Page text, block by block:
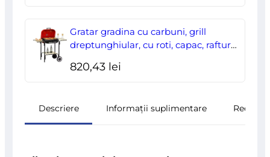
Gratar gradina cu carbuni, grill
dreptunghiular, cu roti, capac, rafturi,
820,43 lei
Descriere Informații suplimentare